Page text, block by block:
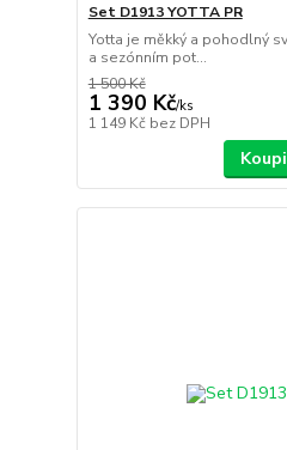
Set D1913 YOTTA PR
Yotta je měkký a pohodlný
a sezónním pot...
1 500 Kč
1 390 Kč/ks
1 149 Kč bez DPH